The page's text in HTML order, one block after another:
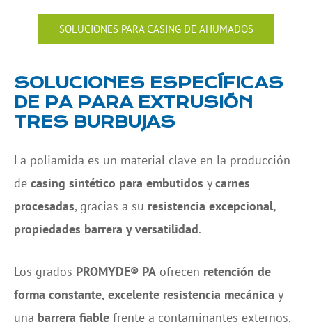
SOLUCIONES PARA CASING DE AHUMADOS
SOLUCIONES ESPECÍFICAS
DE PA PARA EXTRUSIÓN
TRES BURBUJAS
La poliamida es un material clave en la producción
de casing sintético para embutidos ycarnes
procesadas, gracias a su resistencia excepcional,
propiedades barrera y versatilidad.
Los grados PROMYDE® PA ofrecen retención de
forma constante, excelente resistencia mecánica y
una barrera fiable frente a contaminantes externos,